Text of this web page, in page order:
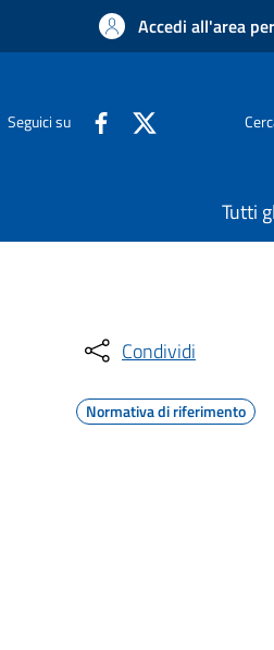
Accedi all'area
Seguici su
Tutti
Condividi
Normativa di riferimento